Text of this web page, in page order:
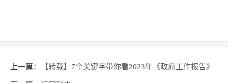
上一篇： 【转载】7个关键字带你看2023年《政府工作报告》